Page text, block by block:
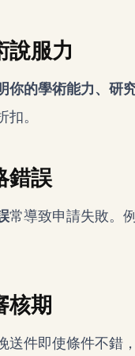
說服力
你的學術能力、研
。
錯誤
常導致申請失敗。
核期
件即使條件不錯